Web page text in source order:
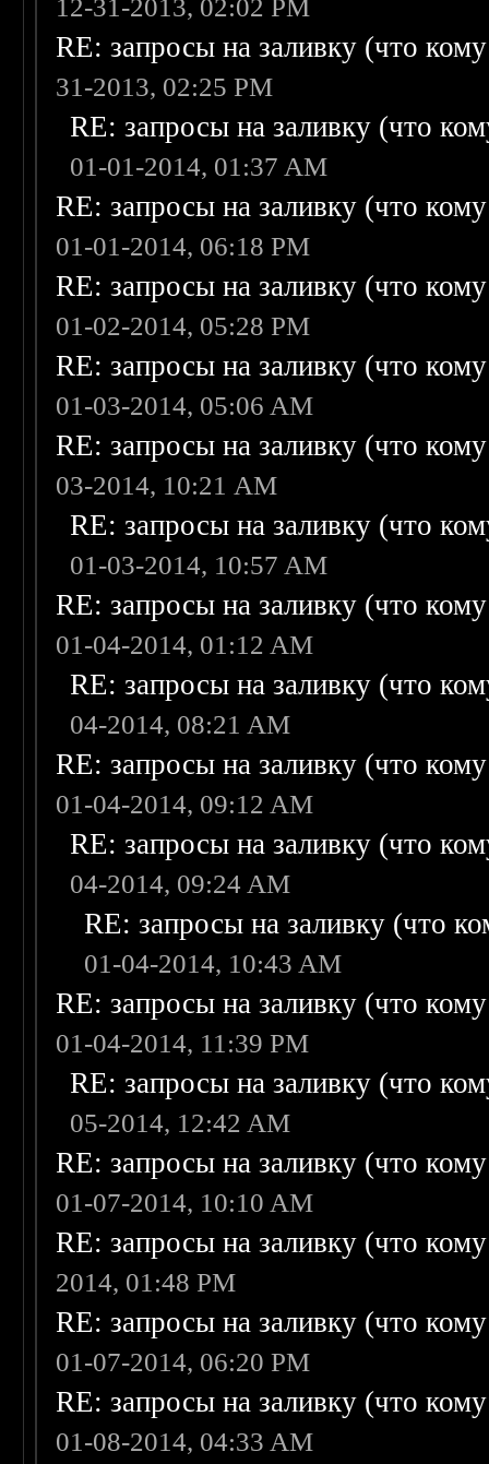
12-31-2013, 02:02 PM
RE: запросы на заливку (что
31-2013, 02:25 PM
RE: запросы на заливку (что
01-01-2014, 01:37 AM
RE: запросы на заливку (что
01-01-2014, 06:18 PM
RE: запросы на заливку (что
01-02-2014, 05:28 PM
RE: запросы на заливку (что
01-03-2014, 05:06 AM
RE: запросы на заливку (что
03-2014, 10:21 AM
RE: запросы на заливку (что
01-03-2014, 10:57 AM
RE: запросы на заливку (что
01-04-2014, 01:12 AM
RE: запросы на заливку (что
04-2014, 08:21 AM
RE: запросы на заливку (что
01-04-2014, 09:12 AM
RE: запросы на заливку (что
04-2014, 09:24 AM
RE: запросы на заливку (что
01-04-2014, 10:43 AM
RE: запросы на заливку (что
01-04-2014, 11:39 PM
RE: запросы на заливку (что
05-2014, 12:42 AM
RE: запросы на заливку (что
01-07-2014, 10:10 AM
RE: запросы на заливку (что
2014, 01:48 PM
RE: запросы на заливку (что
01-07-2014, 06:20 PM
RE: запросы на заливку (что
01-08-2014, 04:33 AM